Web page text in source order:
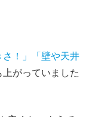
！」
「壁や天井
上がっていました